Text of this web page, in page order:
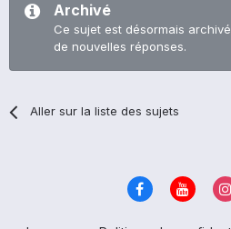
Archivé
Ce sujet est désormais
de nouvelles réponses.
Aller sur la liste des sujets